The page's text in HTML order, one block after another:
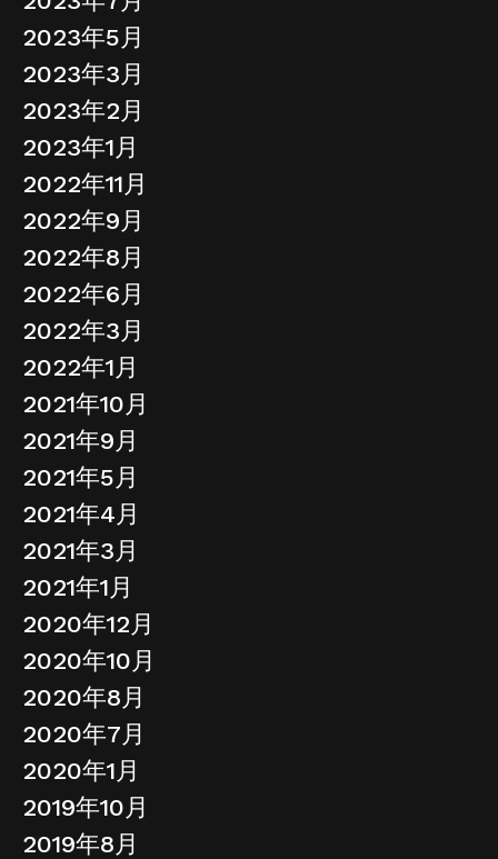
2023年5月
2023年3月
2023年2月
2023年1月
2022年11月
2022年9月
2022年8月
2022年6月
2022年3月
2022年1月
2021年10月
2021年9月
2021年5月
2021年4月
2021年3月
2021年1月
2020年12月
2020年10月
2020年8月
2020年7月
2020年1月
2019年10月
2019年8月